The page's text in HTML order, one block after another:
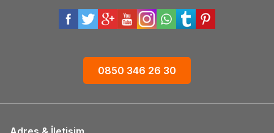
0850 346 26 30